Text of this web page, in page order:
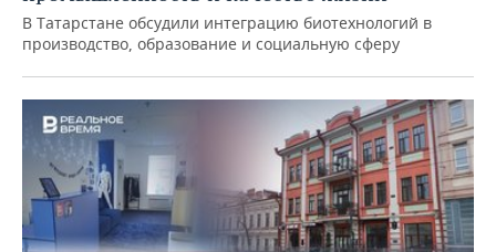
В Татарстане обсудили интеграцию биотехнологий в
производство, образование и социальную сферу